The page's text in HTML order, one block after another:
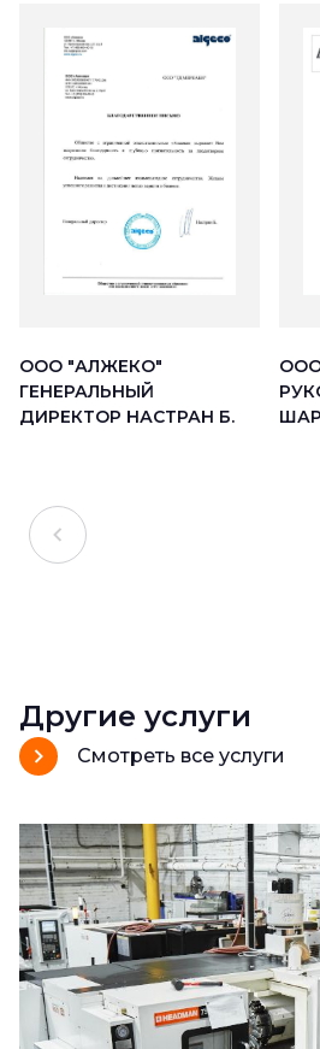
ООО "АЛЖЕКО"
ГЕНЕРАЛЬНЫЙ
ДИРЕКТОР НАСТРАН Б.
Другие услуги
Смотреть все услуги